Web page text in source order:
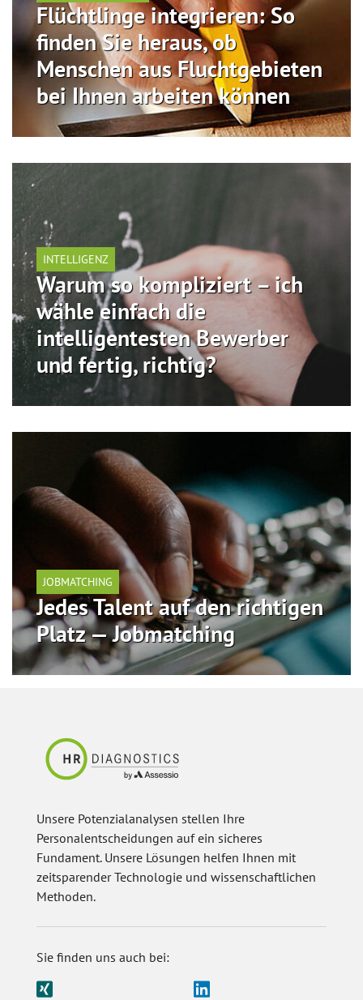
Flüchtlinge integrieren: So
finden Sie heraus, ob
Menschen aus Fluchtgebieten
bei Ihnen arbeiten können
INTELLIGENZ
Warum so kompliziert – ich
wähle einfach die
intelligentesten Bewerber
und fertig, richtig?
JOBMATCHING
Jedes Talent auf den richtigen
Platz — Jobmatching
Unsere Potenzialanalysen stellen Ihre
Personalentscheidungen auf ein sicheres
Fundament. Unsere Lösungen helfen Ihnen mit
zeitsparender Technologie und wissenschaftlichen
Methoden.
Sie finden uns auch bei: